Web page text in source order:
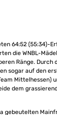
64:52 (55:34)-
die WNBL-
Ränge. Durch
sogar auf den
Mittelhessen)
dem
gebeutelten